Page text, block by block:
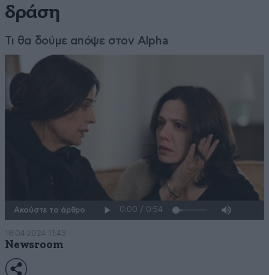
δράση
Τι θα δούμε απόψε στον Alpha
Ακούστε το άρθρο
18·04·2024 11:43
Newsroom